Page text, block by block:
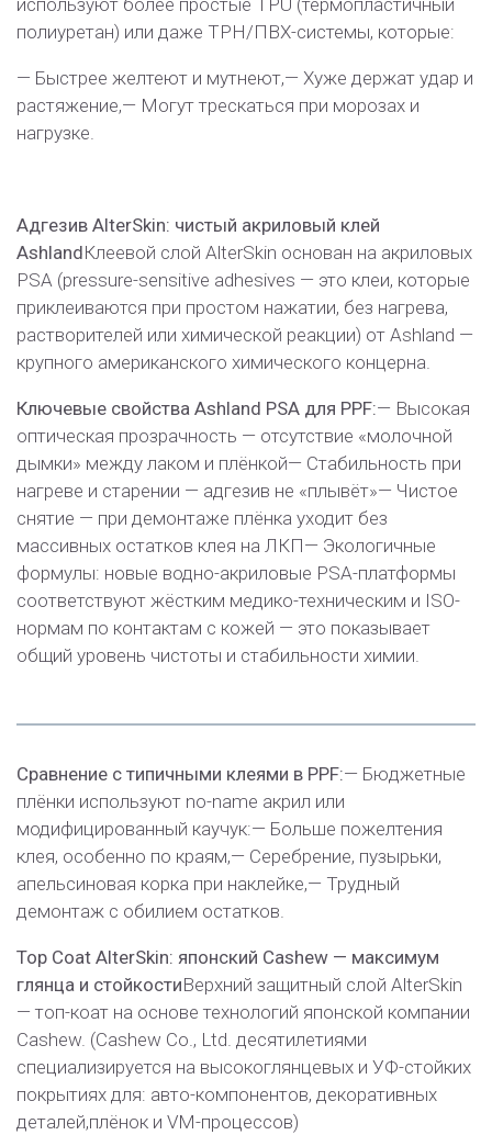
полиуретан) или даже TPH/ПВХ-системы, которые:
— Быстрее желтеют и мутнеют,— Хуже держат удар и
растяжение,— Могут трескаться при морозах и
нагрузке.
Адгезив AlterSkin: чистый акриловый клей
AshlandКлеевой слой AlterSkin основан на акриловых
PSA (pressure-sensitive adhesives — это клеи, которые
приклеиваются при простом нажатии, без нагрева,
растворителей или химической реакции) от Ashland —
крупного американского химического концерна.
Ключевые свойства Ashland PSA для PPF:— Высокая
оптическая прозрачность — отсутствие «молочной
дымки» между лаком и плёнкой— Стабильность при
нагреве и старении — адгезив не «плывёт»— Чистое
снятие — при демонтаже плёнка уходит без
массивных остатков клея на ЛКП— Экологичные
формулы: новые водно-акриловые PSA-платформы
соответствуют жёстким медико-техническим и ISO-
нормам по контактам с кожей — это показывает
общий уровень чистоты и стабильности химии.
Сравнение с типичными клеями в PPF:— Бюджетные
плёнки используют no-name акрил или
модифицированный каучук:— Больше пожелтения
клея, особенно по краям,— Серебрение, пузырьки,
апельсиновая корка при наклейке,— Трудный
демонтаж с обилием остатков.
Top Coat AlterSkin: японский Cashew — максимум
глянца и стойкостиВерхний защитный слой AlterSkin
— топ-коат на основе технологий японской компании
Cashew. (Cashew Co., Ltd. десятилетиями
специализируется на высокоглянцевых и УФ-стойких
покрытиях для: авто-компонентов, декоративных
деталей,плёнок и VM-процессов)